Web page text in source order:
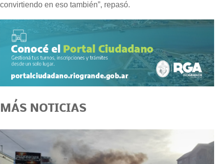
convirtiendo en eso también”, repasó.
MÁS NOTICIAS